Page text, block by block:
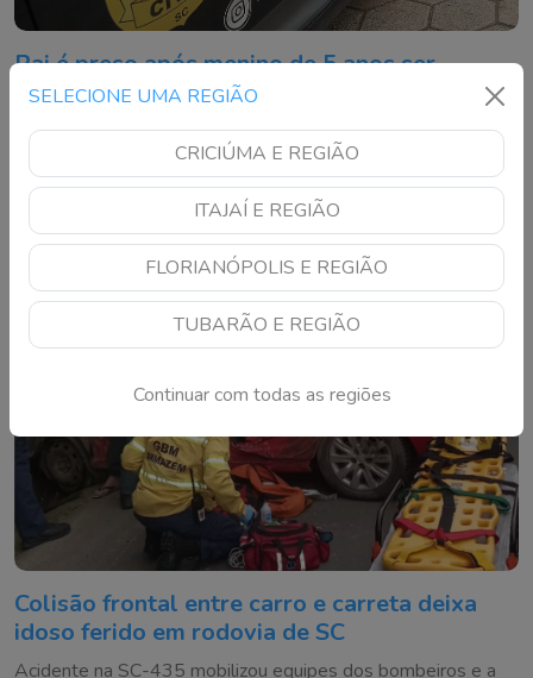
SELECIONE UMA REGIÃO
CRICIÚMA E REGIÃO
ITAJAÍ E REGIÃO
FLORIANÓPOLIS E REGIÃO
TUBARÃO E REGIÃO
Continuar com todas as regiões
Pai é preso após menino de 5 anos ser
encontrado com marcas de agressão em SC
Polícia Civil investiga caso de tortura-castigo contra criança;
laudo pericial apontou lesões compatíveis com agressões
Colisão frontal entre carro e carreta deixa
idoso ferido em rodovia de SC
Acidente na SC-435 mobilizou equipes dos bombeiros e a